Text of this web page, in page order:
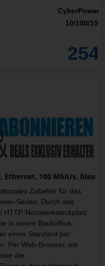
CyberPower
10/100/
Ethernet, 100 Mbit/s, blau
Zubehör für das
Serien. Durch das
HTTP-Netzwerksteckplatz
in einem Backoffice,
einen Standard per
Per Web-Browser, ein
die